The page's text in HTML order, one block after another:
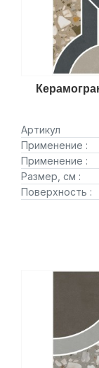
Артикул
Применение :
Применение :
Размер, см :
Поверхность :